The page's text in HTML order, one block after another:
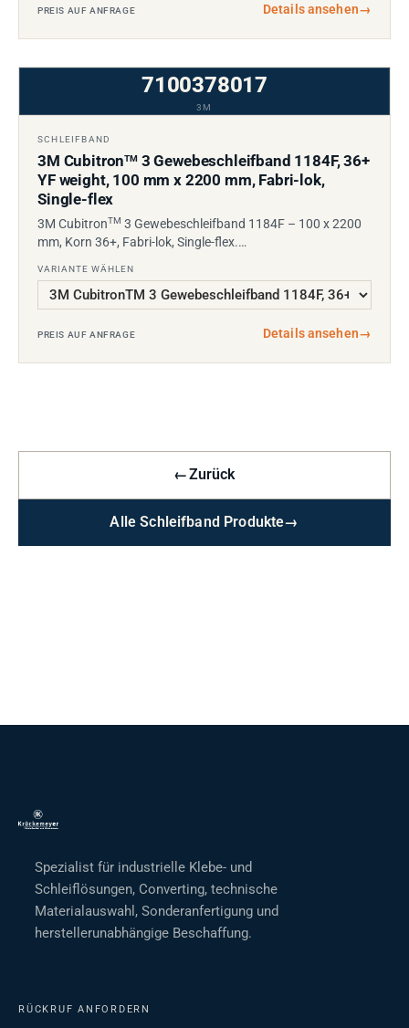
PREIS AUF ANFRAGE Details ansehen→
7100378017
3M
SCHLEIFBAND
3M CubitronTM3 Gewebeschleifband 1184F, 36+
YF weight, 100 mm x 2200 mm, Fabri-lok,
Single-flex
3M CubitronTM 3 Gewebeschleifband 1184F – 100 x 2200
mm, Korn 36+, Fabri-lok, Single-flex.…
VARIANTE WÄHLEN
PREIS AUF ANFRAGE Details ansehen→
←Zurück
Alle Schleifband Produkte→
Spezialist für industrielle Klebe- und
Schleiflösungen, Converting, technische
Materialauswahl, Sonderanfertigung und
herstellerunabhängige Beschaffung.
RÜCKRUF ANFORDERN